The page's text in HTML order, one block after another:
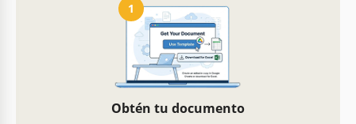
1
Obtén tu documento